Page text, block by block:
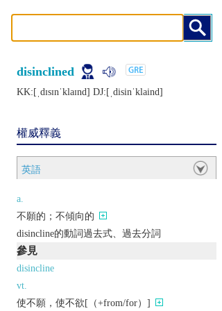
disinclined
KK:[ˌdɪsɪnˈklaɪnd] DJ:[ˌdisinˈklaind]
權威釋義
英語
a.
不願的；不傾向的
disincline的動詞過去式、過去分詞
參見
disincline
vt.
使不願，使不欲[（+from/for）]